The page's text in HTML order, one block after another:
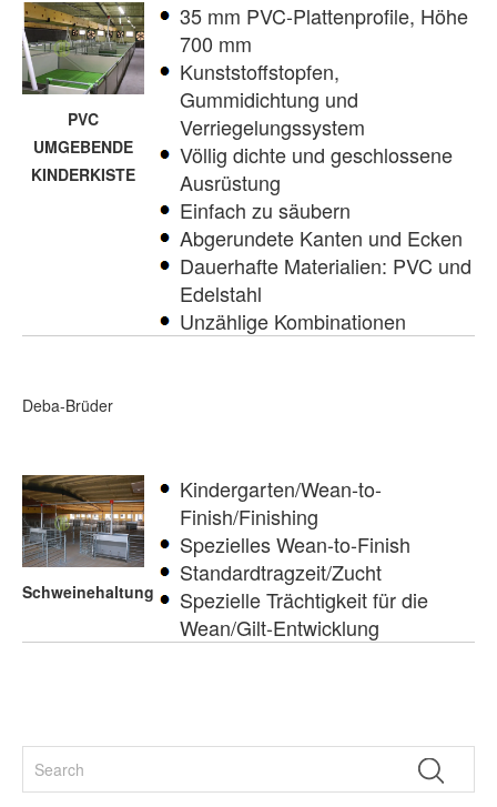
PVC
UMGEBENDE
KINDERKISTE
35 mm PVC-Plattenprofile, Höhe
700 mm
Kunststoffstopfen,
Gummidichtung und
Verriegelungssystem
Völlig dichte und geschlossene
Ausrüstung
Einfach zu säubern
Abgerundete Kanten und Ecken
Dauerhafte Materialien: PVC und
Edelstahl
Unzählige Kombinationen
Deba-Brüder
Schweinehaltung
Kindergarten/Wean-to-
Finish/Finishing
Spezielles Wean-to-Finish
Standardtragzeit/Zucht
Spezielle Trächtigkeit für die
Wean/Gilt-Entwicklung